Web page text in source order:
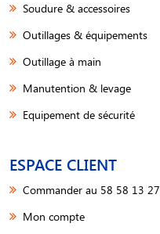
Soudure & accessoires
Outillages & équipements
Outillage à main
Manutention & levage
Equipement de sécurité
ESPACE CLIENT
Commander au 58 58 13 27
Mon compte